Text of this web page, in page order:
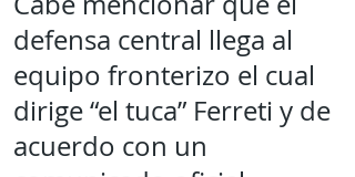
defensa central llega al
equipo fronterizo el cual
dirige “el tuca” Ferreti y de
acuerdo con un